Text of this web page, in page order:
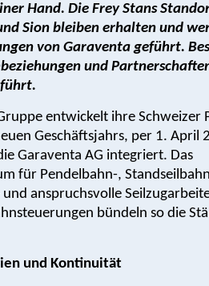
Hand. Die Frey Stans
Sion bleiben erhalten und
von Garaventa geführt.
und
entwickelt ihre Schweizer
Geschäftsjahrs, per 1. April
Garaventa AG integriert. Das
für Pendelbahn-,
anspruchsvolle
bündeln so die
und Kontinuität